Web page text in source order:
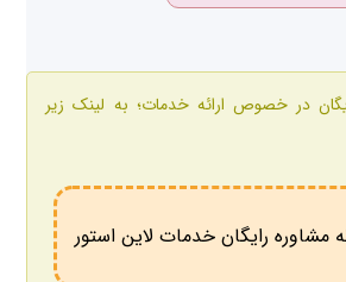
در خصوص ارائه خدمات؛ به لینک زیر
مشاوره رایگان خدمات لاین استور